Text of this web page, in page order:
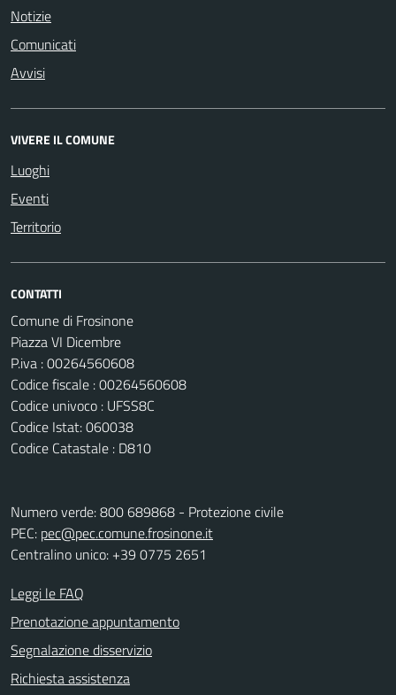
Notizie
Comunicati
Avvisi
VIVERE IL COMUNE
Luoghi
Eventi
Territorio
CONTATTI
Comune di Frosinone
Piazza VI Dicembre
P.iva : 00264560608
Codice fiscale : 00264560608
Codice univoco : UFSS8C
Codice Istat: 060038
Codice Catastale : D810
Numero verde: 800 689868 - Protezione civile
PEC: pec@pec.comune.frosinone.it
Centralino unico: +39 0775 2651
Leggi le FAQ
Prenotazione appuntamento
Segnalazione disservizio
Richiesta assistenza